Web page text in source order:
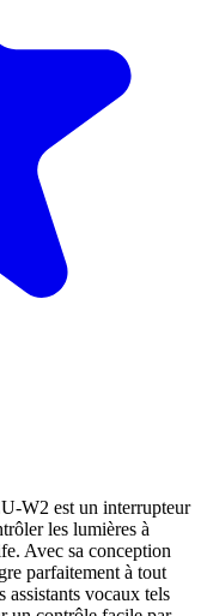
W2 est un interrupteur
les lumières à
Avec sa conception
parfaitement à tout
assistants vocaux tels